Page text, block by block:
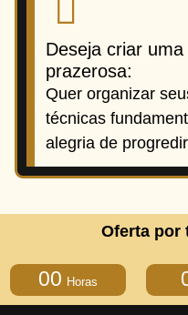
Deseja criar
prazerosa:
Quer organizar
técnicas
alegria de
Oferta por
00 Horas